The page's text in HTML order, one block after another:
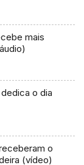
mais
o dia
o
(vídeo)